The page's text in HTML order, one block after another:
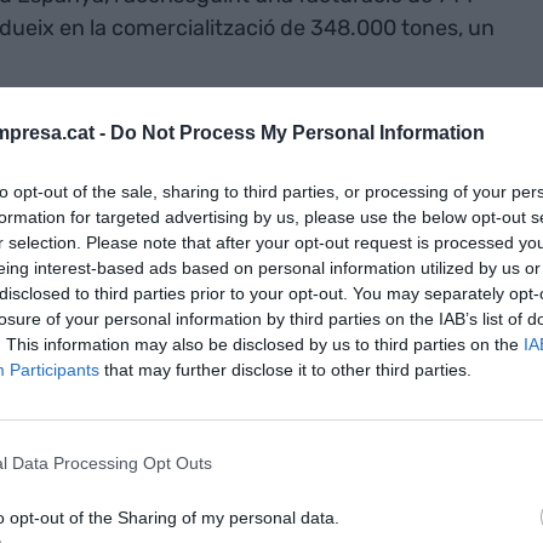
- Do Not Process My Personal Information
opt-out of the sale, sharing to third parties, or processing of your
for targeted advertising by us, please use the below opt-out
selection. Please note that after your opt-out request is processed
interest-based ads based on personal information utilized by us
to third parties prior to your opt-out. You may separately
of your personal information by third parties on the IAB’s list of
This information may also be disclosed by us to third parties on the
Participants that may further disclose it to other third parties.
Data Processing Opt Outs
opt-out of the Sharing of my personal data.
en la comercialització de 348.000 tones, un
lavenda dels productes de Borges en 114
i especialment a través de les seves filials
França, l'Índia, Itàlia, Nova Jersey i Rússia.
venut 324 milions d'unitats envasades, de les
d'oliva, 65 milions a fruita seca i fruites
a vinagres i 26 milions a oli de llavors.